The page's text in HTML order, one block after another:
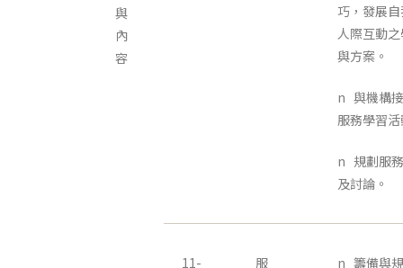
與
內
容
巧，發展
人際互動
與方案。
n 與機構
服務學習
n 規劃服
及討論。
11- 服 n 籌備與